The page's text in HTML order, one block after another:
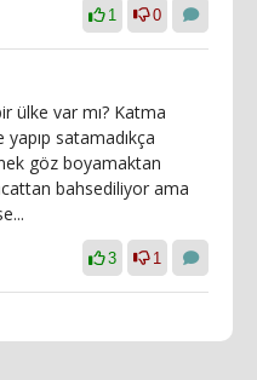
1 0
ülke var mı? Katma
satamadıkça
göz boyamaktan
bahsediliyor ama
3 1